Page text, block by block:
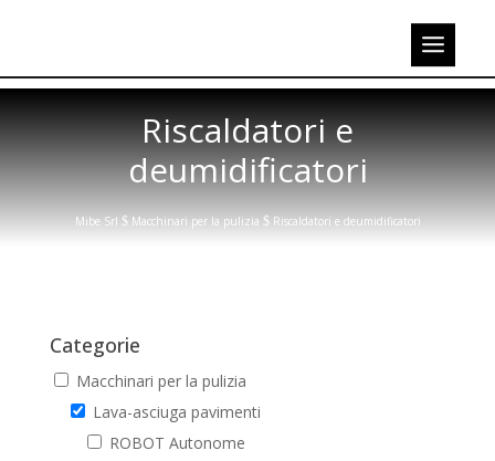
Riscaldatori e
deumidificatori
Mibe Srl $ Macchinari per la pulizia $ Riscaldatori e deumidificatori
Categorie
Macchinari per la pulizia
Lava-asciuga pavimenti
ROBOT Autonome